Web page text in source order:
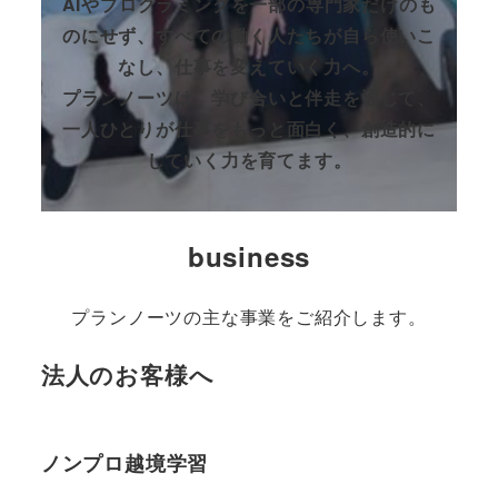
のにせず、すべての働く人たちが自ら使いこ
なし、仕事を変えていく力へ。
プランノーツは、学び合いと伴走を通じて、
一人ひとりが仕事をもっと面白く、創造的に
していく力を育てます。
business
プランノーツの主な事業をご紹介します。
法人のお客様へ
ノンプロ越境学習